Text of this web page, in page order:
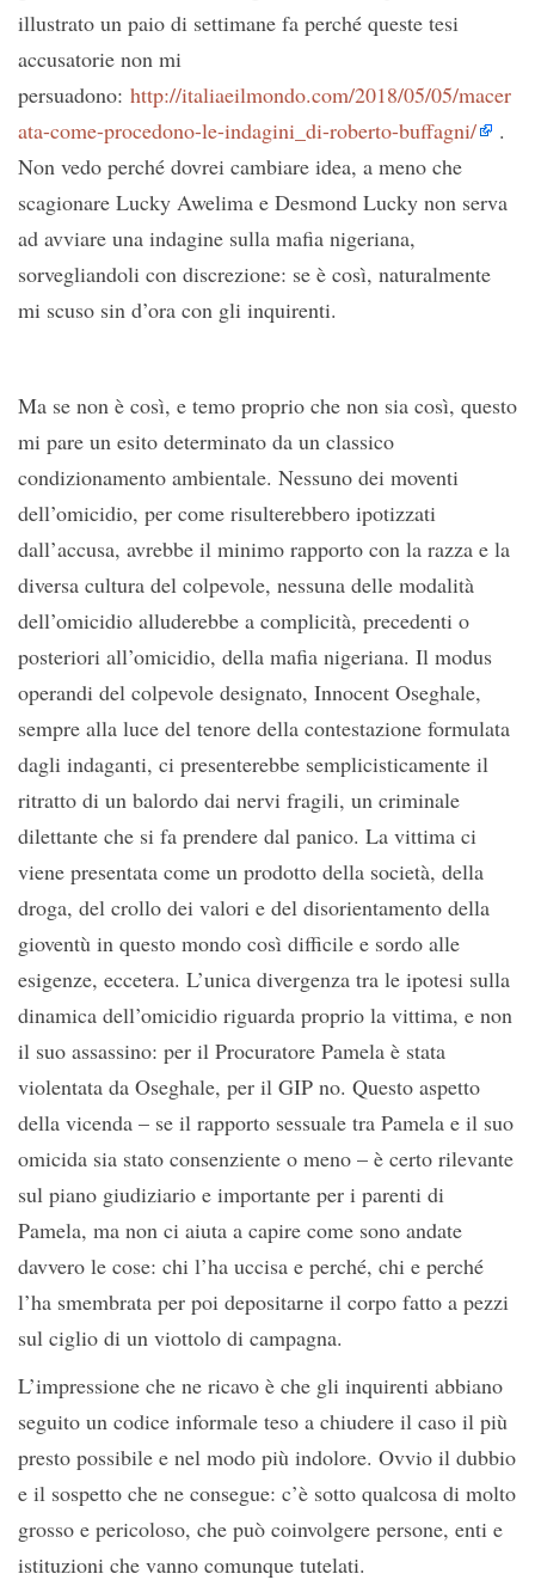
illustrato un paio di settimane fa perché queste tesi
accusatorie non mi
persuadono: http://italiaeilmondo.com/2018/05/05/macer
ata-come-procedono-le-indagini_di-roberto-buffagni/
.
Non vedo perché dovrei cambiare idea, a meno che
scagionare Lucky Awelima e Desmond Lucky non serva
ad avviare una indagine sulla mafia nigeriana,
sorvegliandoli con discrezione: se è così, naturalmente
mi scuso sin d’ora con gli inquirenti.
Ma se non è così, e temo proprio che non sia così, questo
mi pare un esito determinato da un classico
condizionamento ambientale. Nessuno dei moventi
dell’omicidio, per come risulterebbero ipotizzati
dall’accusa, avrebbe il minimo rapporto con la razza e la
diversa cultura del colpevole, nessuna delle modalità
dell’omicidio alluderebbe a complicità, precedenti o
posteriori all’omicidio, della mafia nigeriana. Il modus
operandi del colpevole designato, Innocent Oseghale,
sempre alla luce del tenore della contestazione formulata
dagli indaganti, ci presenterebbe semplicisticamente il
ritratto di un balordo dai nervi fragili, un criminale
dilettante che si fa prendere dal panico. La vittima ci
viene presentata come un prodotto della società, della
droga, del crollo dei valori e del disorientamento della
gioventù in questo mondo così difficile e sordo alle
esigenze, eccetera. L’unica divergenza tra le ipotesi sulla
dinamica dell’omicidio riguarda proprio la vittima, e non
il suo assassino: per il Procuratore Pamela è stata
violentata da Oseghale, per il GIP no. Questo aspetto
della vicenda – se il rapporto sessuale tra Pamela e il suo
omicida sia stato consenziente o meno – è certo rilevante
sul piano giudiziario e importante per i parenti di
Pamela, ma non ci aiuta a capire come sono andate
davvero le cose: chi l’ha uccisa e perché, chi e perché
l’ha smembrata per poi depositarne il corpo fatto a pezzi
sul ciglio di un viottolo di campagna.
L’impressione che ne ricavo è che gli inquirenti abbiano
seguito un codice informale teso a chiudere il caso il più
presto possibile e nel modo più indolore. Ovvio il dubbio
e il sospetto che ne consegue: c’è sotto qualcosa di molto
grosso e pericoloso, che può coinvolgere persone, enti e
istituzioni che vanno comunque tutelati.